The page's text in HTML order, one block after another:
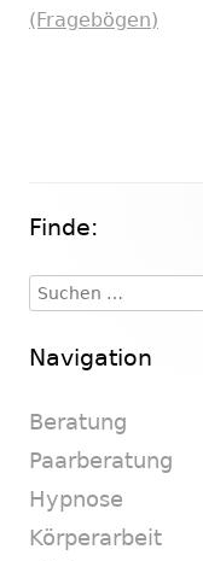
(Fragebögen)
Haupt-
Seitenleiste
Finde:
Suchen
nach:
Navigation
Beratung
Paarberatung
Hypnose
Körperarbeit